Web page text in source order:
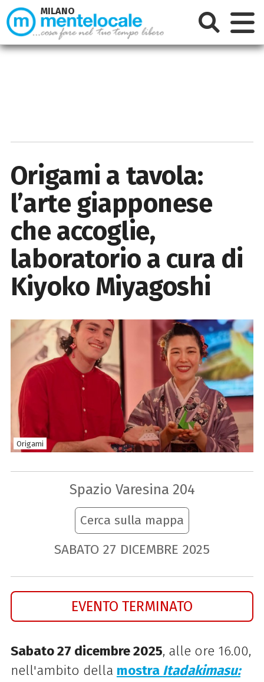
Origami a tavola:
l’arte giapponese
che accoglie,
laboratorio a cura di
Kiyoko Miyagoshi
Origami
Spazio Varesina 204
Cerca sulla mappa
SABATO 27 DICEMBRE 2025
EVENTO TERMINATO
Sabato 27 dicembre 2025, alle ore 16.00,
nell'ambito della mostra Itadakimasu:
MILANO